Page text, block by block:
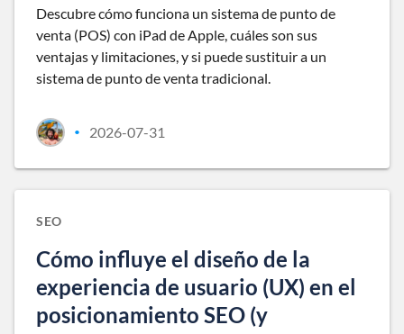
Descubre cómo funciona un sistema de punto de
venta (POS) con iPad de Apple, cuáles son sus
ventajas y limitaciones, y si puede sustituir a un
sistema de punto de venta tradicional.
• 2026-07-31
SEO
Cómo influye el diseño de la
experiencia de usuario (UX) en el
posicionamiento SEO (y